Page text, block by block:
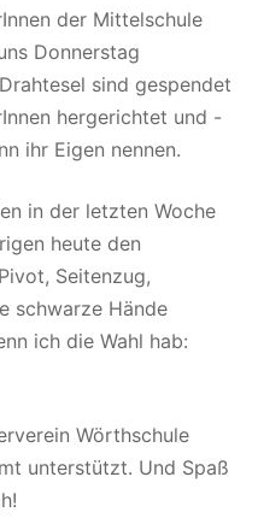
der Mittelschule
Donnerstag
sind gespendet
hergerichtet und -
ihr Eigen nennen.
in der letzten Woche
heute den
Seitenzug,
schwarze Hände
ich die Wahl hab:
Wörthschule
unterstützt. Und Spaß